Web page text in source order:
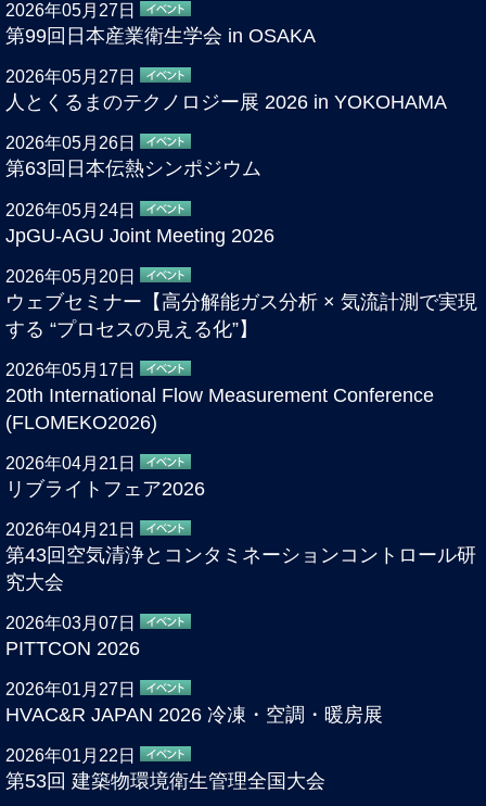
2026年05月27日
第99回日本産業衛生学会 in OSAKA
2026年05月27日
人とくるまのテクノロジー展 2026 in YOKOHAMA
2026年05月26日
第63回日本伝熱シンポジウム
2026年05月24日
JpGU-AGU Joint Meeting 2026
2026年05月20日
ウェブセミナー【高分解能ガス分析 × 気流計測で実現
する “プロセスの見える化”】
2026年05月17日
20th International Flow Measurement Conference
(FLOMEKO2026)
2026年04月21日
リブライトフェア2026
2026年04月21日
第43回空気清浄とコンタミネーションコントロール研
究大会
2026年03月07日
PITTCON 2026
2026年01月27日
HVAC&R JAPAN 2026 冷凍・空調・暖房展
2026年01月22日
第53回 建築物環境衛生管理全国大会